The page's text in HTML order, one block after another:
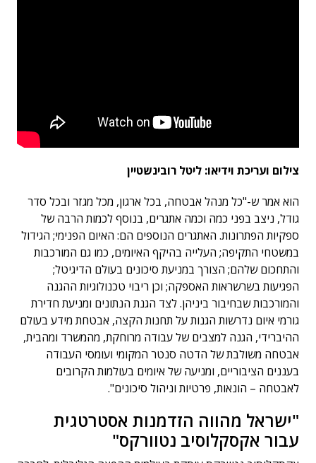
צילום ועריכת וידיאו: ליטל רובינשטיין
הוא אמר ש-"כל מנהל אבטחה, בכל ארגון, מכל מגזר ובכל סדר
גודל, ניצב בפני כמה וכמה אתגרים, בנוסף לכמות הרבה של
ספקיות הפתרונות. האתגרים הנוספים הם: האיום הפנימי; הגידול
במשטחי התקיפה; העלייה בהיקף האיומים, כמו גם המורכבות
והתחכום שלהם; הצורך במניעת סיכונים בעולם הדיגיטל;
הפגיעות בשרשראות האספקה; וכן ריבוי טכנולוגיות ההגנה
והמורכבות שבחיבור ביניהן. לצד הגנת הנתונים ומניעת חדירת
גורמי איום נדרשות הגנות על תחנות הקצה, אבטחת מידע בעולם
ההיברידי, הגנה למצבים של עבודה מרוחקת, מהמשרד ומהבית,
אבטחה משולבת של הדטה סנטר המקומי ועומסי העבודה
בעננים הציבוריים, ומניעה של איומים בעולמות הקרובים
לאבטחה – הונאות, פרטיות וניהול סיכונים".
"ישראל מהווה הזדמנות אסטרטגית
עבור אקסקלוסיב נטוורקס"